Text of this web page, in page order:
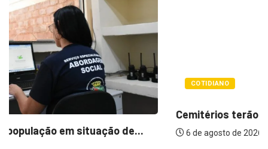
Cemitérios terão horário especial e missas no...
6 de agosto de 2026